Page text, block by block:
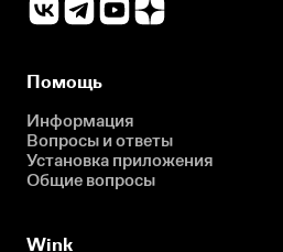
Помощь
Информация
Вопросы и ответы
Установка приложения
Общие вопросы
Wink